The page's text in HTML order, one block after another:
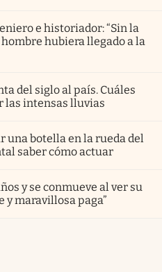
e historiador: “Sin la
hubiera llegado a la
del siglo al país. Cuáles
las intensas lluvias
una botella en la rueda del
saber cómo actuar
y se conmueve al ver su
y maravillosa paga”